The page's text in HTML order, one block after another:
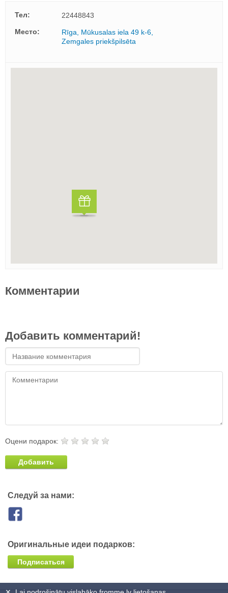
Тел:
22448843
Mесто:
Rīga, Mūkusalas iela 49 k-6,
Zemgales priekšpilsēta
Комментарии
Добавить комментарий!
Оцени подарок:
Добавить
Следуй за нами:
Оригинальные идеи подарков:
Подписаться